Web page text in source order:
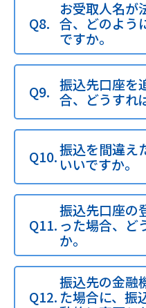
お受取人名が
合、どのよう
ですか。
振込先口座を
合、どうすれ
振込を間違え
いいですか。
振込先口座の
った場合、ど
か。
振込先の金融
た場合に、振